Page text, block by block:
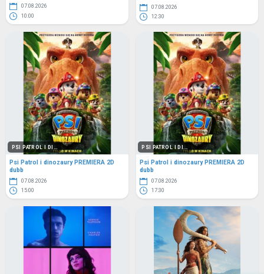
07.08.2026
10:00
07.08.2026
12:30
PSI PATROL I DI...
Psi Patrol i dinozaury PREMIERA 2D
dubb
07.08.2026
15:00
PSI PATROL I DI...
Psi Patrol i dinozaury PREMIERA 2D
dubb
07.08.2026
17:30